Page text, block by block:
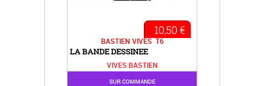
BASTIEN VIVES T6
LA BANDE DESSINEE
VIVES BASTIEN
10,50 €
SUR COMMANDE